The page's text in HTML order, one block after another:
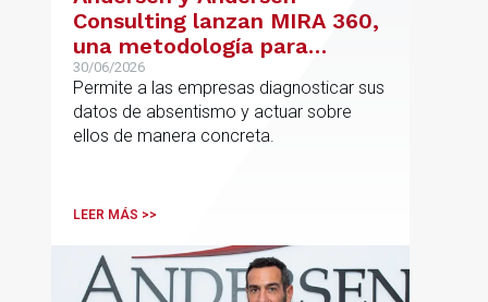
Consulting lanzan MIRA 360,
una metodología para
reducir el absentismo de
forma estructurada y
sostenible
30/06/2026
Permite a las empresas diagnosticar sus
datos de absentismo y actuar sobre
ellos de manera concreta.
LEER MÁS >>